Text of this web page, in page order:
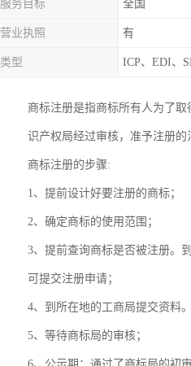
服务目标 全国
营业执照 有
类型 ICP、EDI、
商标注册是指商标所有人为了
识产权局经过审核，准予注册的
商标注册的步骤:
1、提前设计好要注册的商标；
2、确定商标的使用范围；
3、提前查询商标是否被注册。
可提交注册申请；
4、到所在地的工商局提交资料
5、等待商标局的审核；